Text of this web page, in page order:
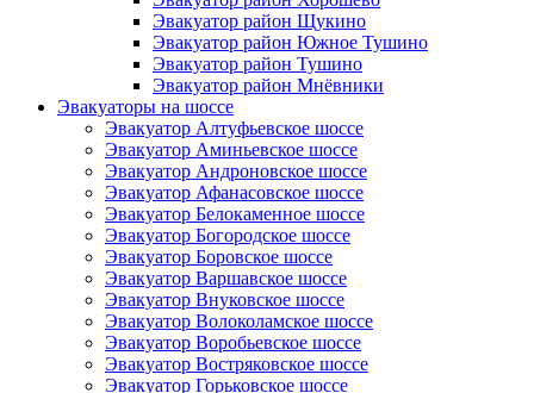
Эвакуатор район Щукино
Эвакуатор район Южное Тушино
Эвакуатор район Тушино
Эвакуатор район Мнёвники
Эвакуаторы на шоссе
Эвакуатор Алтуфьевское шоссе
Эвакуатор Аминьевское шоссе
Эвакуатор Андроновское шоссе
Эвакуатор Афанасовское шоссе
Эвакуатор Белокаменное шоссе
Эвакуатор Богородское шоссе
Эвакуатор Боровское шоссе
Эвакуатор Варшавское шоссе
Эвакуатор Внуковское шоссе
Эвакуатор Волоколамское шоссе
Эвакуатор Воробьевское шоссе
Эвакуатор Востряковское шоссе
Эвакуатор Горьковское шоссе